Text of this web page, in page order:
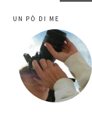
barra
laterale
primaria
UN PÒ DI ME